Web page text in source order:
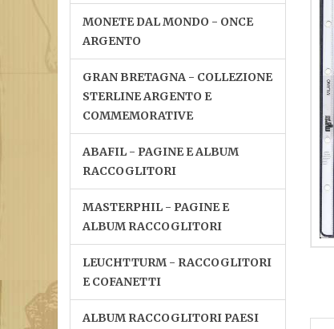
MONETE DAL MONDO - ONCE
ARGENTO
GRAN BRETAGNA - COLLEZIONE
STERLINE ARGENTO E
COMMEMORATIVE
ABAFIL - PAGINE E ALBUM
RACCOGLITORI
MASTERPHIL - PAGINE E
ALBUM RACCOGLITORI
LEUCHTTURM - RACCOGLITORI
E COFANETTI
ALBUM RACCOGLITORI PAESI